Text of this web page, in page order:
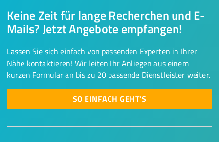
Keine Zeit für lange Recherchen und E-
Mails? Jetzt Angebote empfangen!
Lassen Sie sich einfach von passenden Experten in Ihrer
Nähe kontaktieren! Wir leiten Ihr Anliegen aus einem
kurzen Formular an bis zu 20 passende Dienstleister weiter.
SO EINFACH GEHT'S